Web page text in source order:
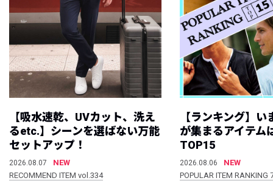
【吸水速乾、UVカット、洗え
るetc.】シーンを選ばない万能
セットアップ！
2026.08.07
NEW
RECOMMEND ITEM vol.334
【ランキング】
が集まるアイテム
TOP15
2026.08.06
NEW
POPULAR ITEM